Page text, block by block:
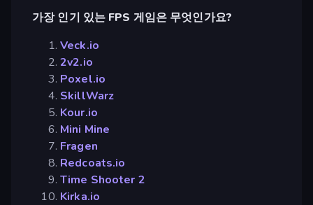
가장 인기 있는 FPS 게임은 무엇인가요?
Veck.io
2v2.io
Poxel.io
SkillWarz
Kour.io
Mini Mine
Fragen
Redcoats.io
Time Shooter 2
Kirka.io